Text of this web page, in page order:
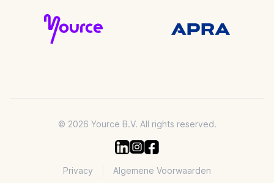
© 2026 Yource B.V. All rights reserved.
Privacy Algemene Voorwaarden